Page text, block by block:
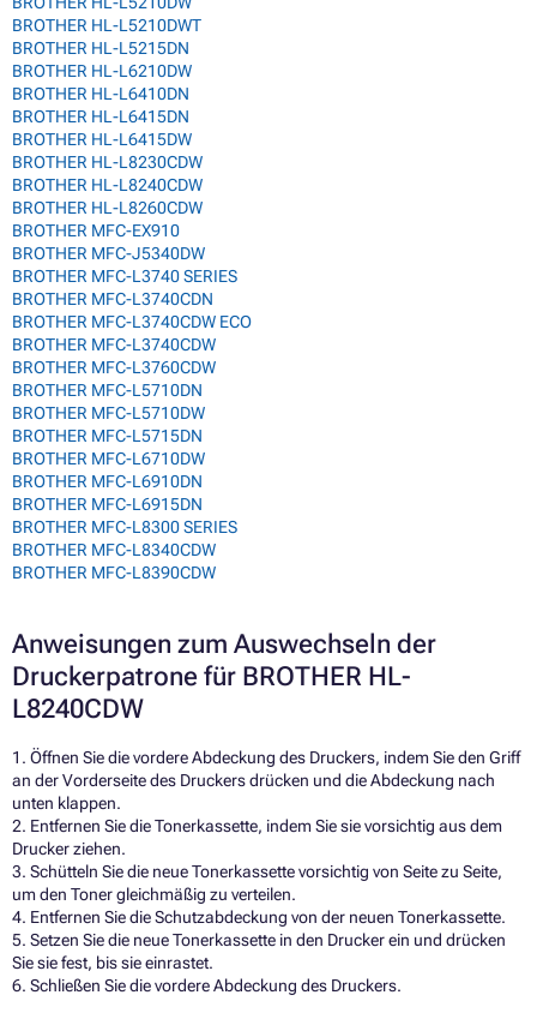
BROTHER HL-L5210DWT
BROTHER HL-L5215DN
BROTHER HL-L6210DW
BROTHER HL-L6410DN
BROTHER HL-L6415DN
BROTHER HL-L6415DW
BROTHER HL-L8230CDW
BROTHER HL-L8240CDW
BROTHER HL-L8260CDW
BROTHER MFC-EX910
BROTHER MFC-J5340DW
BROTHER MFC-L3740 SERIES
BROTHER MFC-L3740CDN
BROTHER MFC-L3740CDW ECO
BROTHER MFC-L3740CDW
BROTHER MFC-L3760CDW
BROTHER MFC-L5710DN
BROTHER MFC-L5710DW
BROTHER MFC-L5715DN
BROTHER MFC-L6710DW
BROTHER MFC-L6910DN
BROTHER MFC-L6915DN
BROTHER MFC-L8300 SERIES
BROTHER MFC-L8340CDW
BROTHER MFC-L8390CDW
Anweisungen zum Auswechseln der
Druckerpatrone für BROTHER HL-
L8240CDW
1. Öffnen Sie die vordere Abdeckung des Druckers, indem Sie den Griff
an der Vorderseite des Druckers drücken und die Abdeckung nach
unten klappen.
2. Entfernen Sie die Tonerkassette, indem Sie sie vorsichtig aus dem
Drucker ziehen.
3. Schütteln Sie die neue Tonerkassette vorsichtig von Seite zu Seite,
um den Toner gleichmäßig zu verteilen.
4. Entfernen Sie die Schutzabdeckung von der neuen Tonerkassette.
5. Setzen Sie die neue Tonerkassette in den Drucker ein und drücken
Sie sie fest, bis sie einrastet.
6. Schließen Sie die vordere Abdeckung des Druckers.